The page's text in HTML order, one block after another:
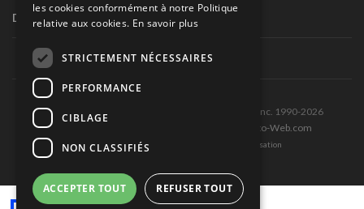
Divers
Tous droits réservés © Les Éditions Pole-Position inc. 1990-2026
Ce site est produit et hébergé par Montréal-Photo-Web.com
Politique de confidentialité et Conditions d’utilisation
les cookies conformément à notre Politique
relative aux cookies. En savoir plus
STRICTEMENT NÉCESSAIRES
PERFORMANCE
CIBLAGE
NON CLASSIFIÉS
ACCEPTER TOUT REFUSER TOUT